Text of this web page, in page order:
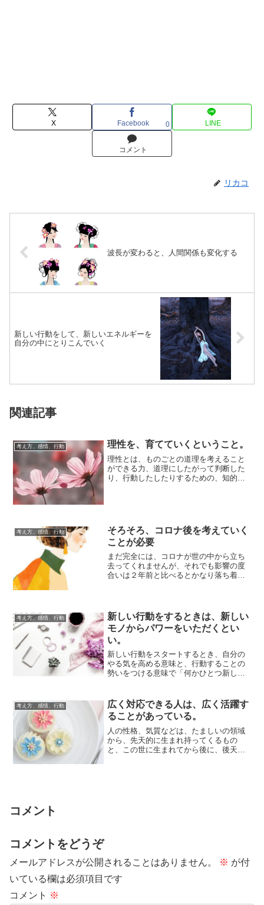
X Facebook 0 LINE
コメント
リカコ
波長が変わると、人間関係も変化する
新しい行動をして、新しいエネルギーを
自分の中にとりこんでいく
関連記事
考え方、感情、行動 理性を、育てていくということ。
理性とは、ものごとの道理を考えること
ができる力、道理にしたがって判断した
り、行動したしたりするための、知的な
考え方、感情、行動
そろそろ、コロナ後を考えていく
ことが必要
まだ完全には、コロナが世の中から立ち
去ってくれませんが、それでも影響の度
合いは２年前と比べるとかなり落ち着い
考え方、感情、行動
新しい行動をするときは、新しい
モノからパワーをいただくとい
い。
新しい行動をスタートするとき、自分の
やる気を高める意味と、行動することの
勢いをつける意味で「何かひとつ新しい
考え方、感情、行動
広く対応できる人は、広く活躍す
ることがあっている。
人の性格、気質などは、たましいの領域
から、先天的に生まれ持ってくるもの
と、この世に生まれてから後に、後天的
コメント
コメントをどうぞ
メールアドレスが公開されることはありません。 ※ が付
いている欄は必須項目です
コメント ※